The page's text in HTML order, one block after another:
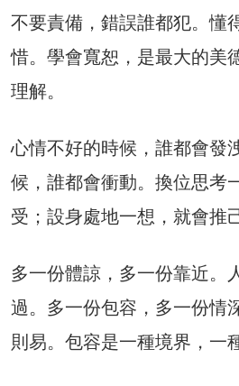
不要責備，錯誤誰都犯。懂
惜。學會寬恕，是最大的美
理解。
心情不好的時候，誰都會發
候，誰都會衝動。換位思考
受；設身處地一想，就會推
多一份體諒，多一份靠近。
過。多一份包容，多一份情
則易。包容是一種境界，一